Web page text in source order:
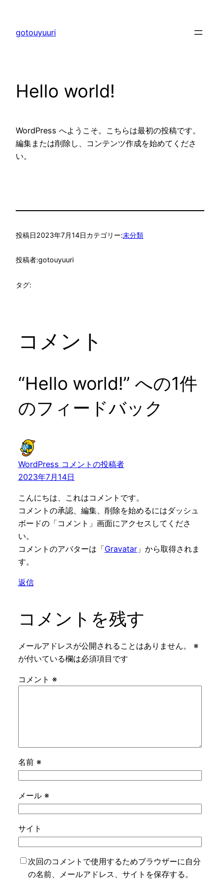
gotouyuuri
Hello world!
WordPress へようこそ。こちらは最初の投稿です。
編集または削除し、コンテンツ作成を始めてくださ
い。
投稿日2023年7月14日カテゴリー:未分類
投稿者:gotouyuuri
タグ:
コメント
“Hello world!” への1件
のフィードバック
WordPress コメントの投稿者
2023年7月14日
こんにちは、これはコメントです。
コメントの承認、編集、削除を始めるにはダッシュ
ボードの「コメント」画面にアクセスしてくださ
い。
コメントのアバターは「Gravatar」から取得されま
す。
返信
コメントを残す
メールアドレスが公開されることはありません。
※
が付いている欄は必須項目です
コメント ※
名前 ※
メール ※
サイト
次回のコメントで使用するためブラウザーに自分
の名前、メールアドレス、サイトを保存する。